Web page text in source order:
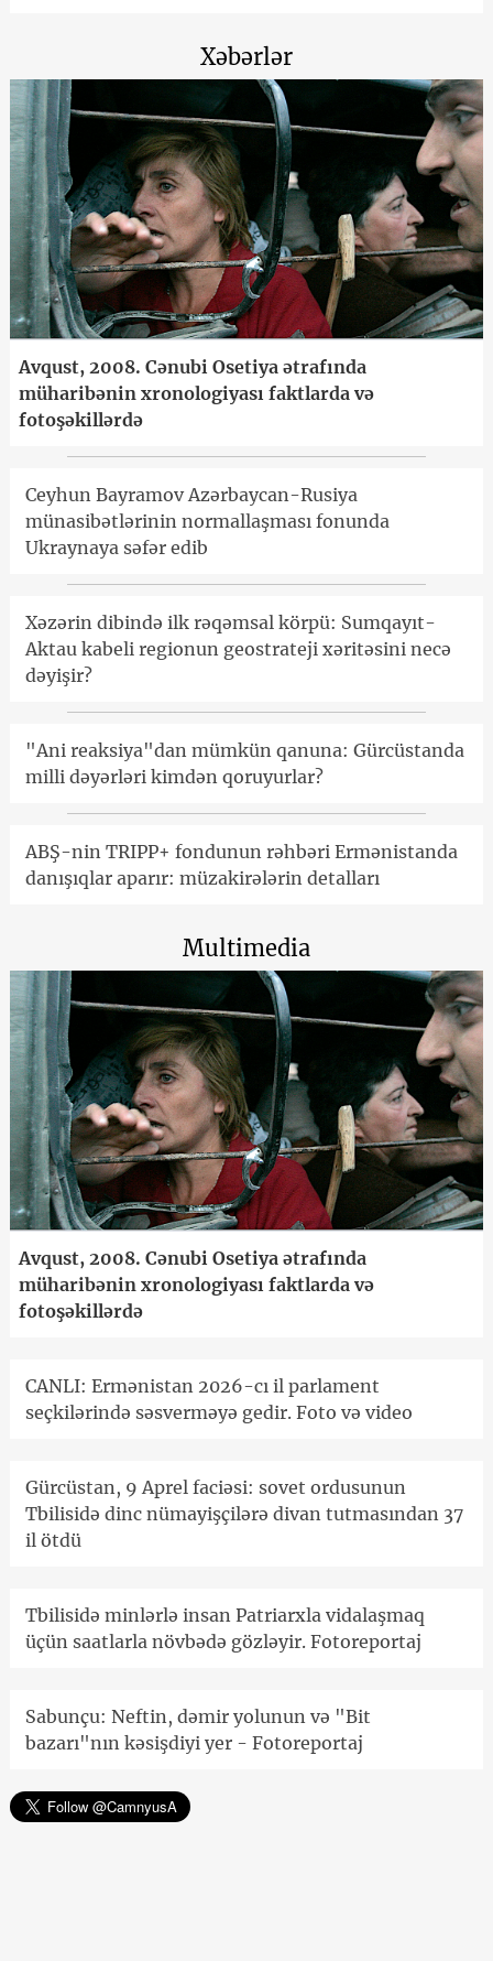
Xəbərlər
Avqust, 2008. Cənubi Osetiya ətrafında
müharibənin xronologiyası faktlarda və
fotoşəkillərdə
Ceyhun Bayramov Azərbaycan-Rusiya
münasibətlərinin normallaşması fonunda
Ukraynaya səfər edib
Xəzərin dibində ilk rəqəmsal körpü: Sumqayıt-
Aktau kabeli regionun geostrateji xəritəsini necə
dəyişir?
"Ani reaksiya"dan mümkün qanuna: Gürcüstanda
milli dəyərləri kimdən qoruyurlar?
ABŞ-nin TRIPP+ fondunun rəhbəri Ermənistanda
danışıqlar aparır: müzakirələrin detalları
Multimedia
Avqust, 2008. Cənubi Osetiya ətrafında
müharibənin xronologiyası faktlarda və
fotoşəkillərdə
CANLI: Ermənistan 2026-cı il parlament
seçkilərində səsverməyə gedir. Foto və video
Gürcüstan, 9 Aprel faciəsi: sovet ordusunun
Tbilisidə dinc nümayişçilərə divan tutmasından 37
il ötdü
Tbilisidə minlərlə insan Patriarxla vidalaşmaq
üçün saatlarla növbədə gözləyir. Fotoreportaj
Sabunçu: Neftin, dəmir yolunun və "Bit
bazarı"nın kəsişdiyi yer - Fotoreportaj